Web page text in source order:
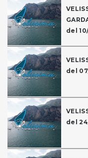
del
del
del